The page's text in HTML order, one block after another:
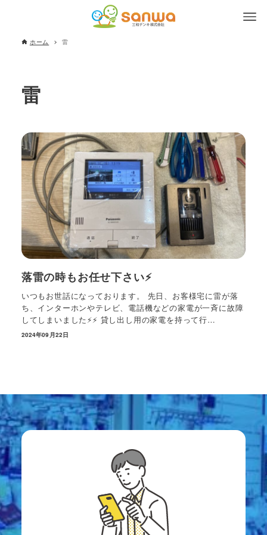
ホーム 雷
雷
落雷の時もお任せ下さい⚡️
いつもお世話になっております。 先日、お客様宅に雷が落
ち、インターホンやテレビ、電話機などの家電が一斉に故障
してしまいました⚡️⚡️ 貸し出し用の家電を持って行…
2024年09月22日